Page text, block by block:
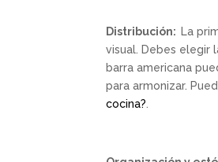
Distribución: La
visual. Debes elegir
barra americana
para armonizar.
cocina?